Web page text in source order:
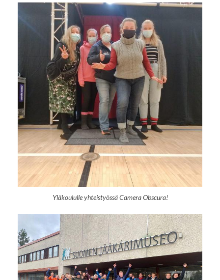
Yläkoululle yhteistyössä Camera Obscura!